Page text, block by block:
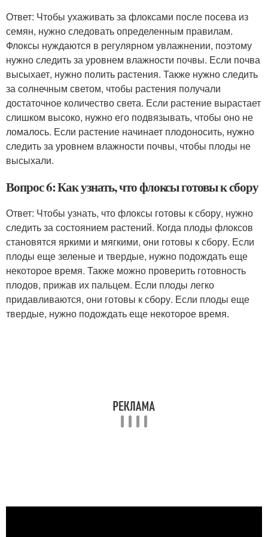
Ответ: Чтобы ухаживать за флоксами после посева из
семян, нужно следовать определенным правилам.
Флоксы нуждаются в регулярном увлажнении, поэтому
нужно следить за уровнем влажности почвы. Если почва
высыхает, нужно полить растения. Также нужно следить
за солнечным светом, чтобы растения получали
достаточное количество света. Если растение вырастает
слишком высоко, нужно его подвязывать, чтобы оно не
ломалось. Если растение начинает плодоносить, нужно
следить за уровнем влажности почвы, чтобы плоды не
высыхали.
Вопрос 6: Как узнать, что флоксы готовы к сбору
Ответ: Чтобы узнать, что флоксы готовы к сбору, нужно
следить за состоянием растений. Когда плоды флоксов
становятся яркими и мягкими, они готовы к сбору. Если
плоды еще зеленые и твердые, нужно подождать еще
некоторое время. Также можно проверить готовность
плодов, прижав их пальцем. Если плоды легко
придавливаются, они готовы к сбору. Если плоды еще
твердые, нужно подождать еще некоторое время.